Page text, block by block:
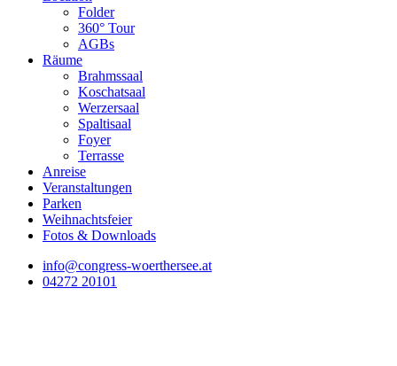
Folder
360° Tour
AGBs
Räume
Brahmssaal
Koschatsaal
Werzersaal
Spaltisaal
Foyer
Terrasse
Anreise
Veranstaltungen
Parken
Weihnachtsfeier
Fotos & Downloads
info@congress-woerthersee.at
04272 20101